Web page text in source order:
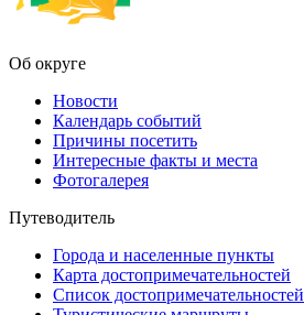
Об округе
Новости
Календарь событий
Причины посетить
Интересные факты и места
Фотогалерея
Путеводитель
Города и населенные пункты
Карта достопримечательностей
Список достопримечательностей